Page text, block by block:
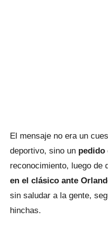
El mensaje no era un
deportivo, sino un pedido
reconocimiento, luego de
en el clásico ante
sin saludar a la gente,
hinchas.